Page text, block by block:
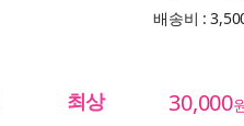
배송비 :
최상 30,000